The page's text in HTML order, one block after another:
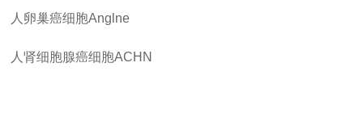
人卵巢癌细胞Anglne
人肾细胞腺癌细胞ACHN